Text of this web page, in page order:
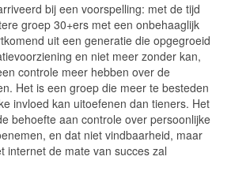
bij een voorspelling: met de tijd
groep 30+ers met een onbehaaglijk
uit een generatie die opgegroeid
en niet meer zonder kan,
controle meer hebben over de
Het is een groep die meer te besteden
invloed kan uitoefenen dan tieners. Het
behoefte aan controle over persoonlijke
en dat niet vindbaarheid, maar
internet de mate van succes zal